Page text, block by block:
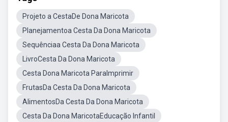
Projeto a CestaDe Dona Maricota
Planejamentoa Cesta Da Dona Maricota
Sequênciaa Cesta Da Dona Maricota
LivroCesta Da Dona Maricota
Cesta Dona Maricota ParaImprimir
FrutasDa Cesta Da Dona Maricota
AlimentosDa Cesta Da Dona Maricota
Cesta Da Dona MaricotaEducação Infantil